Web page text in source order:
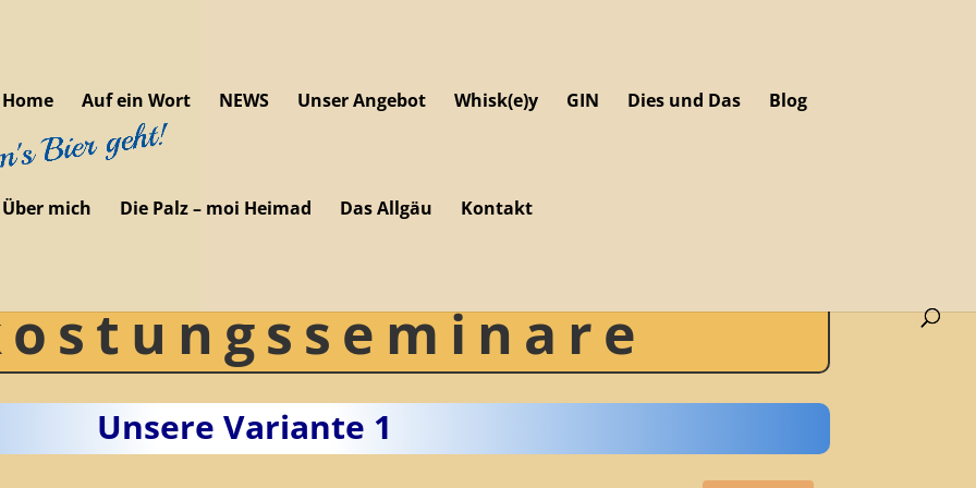
Home Auf ein Wort NEWS Unser Angebot Whisk(e)y GIN Dies und Das Blog
Über mich Die Palz – moi Heimad Das Allgäu Kontakt
Unsere Variante 1